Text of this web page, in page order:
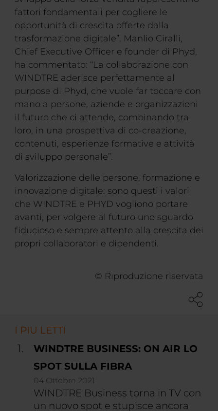
fattori fondamentali per cogliere le
opportunità di crescita offerte dalla
trasformazione digitale”. Manlio Ciralli,
Chief Executive Officer e founder di Phyd,
ha commentato: “La collaborazione con
WINDTRE aderisce perfettamente al
purpose di Phyd, che vuole far toccare con
mano a persone, aziende e organizzazioni
il futuro che ci attende, combinando tra
loro, in una prospettiva di co-creazione,
contenuti, esperienze formative e attività
di sviluppo personale”.
Valorizzazione delle persone, formazione e
innovazione digitale: sono questi i valori
che WINDTRE e PHYD vogliono portare
avanti, per volgere al futuro uno sguardo
fiducioso e sempre attento alla crescita dei
propri collaboratori e dipendenti.
© Riproduzione riservata
I PIU LETTI
WINDTRE BUSINESS: ON AIR LO
SPOT SULLA FIBRA
04 Ottobre 2021
WINDTRE Business torna in TV con
un nuovo spot e stupisce ancora